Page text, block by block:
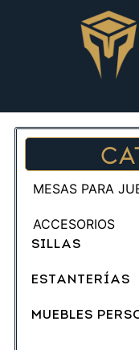
MESAS PARA
ACCESORIOS
SILLAS
ESTANTERÍAS
MUEBLES